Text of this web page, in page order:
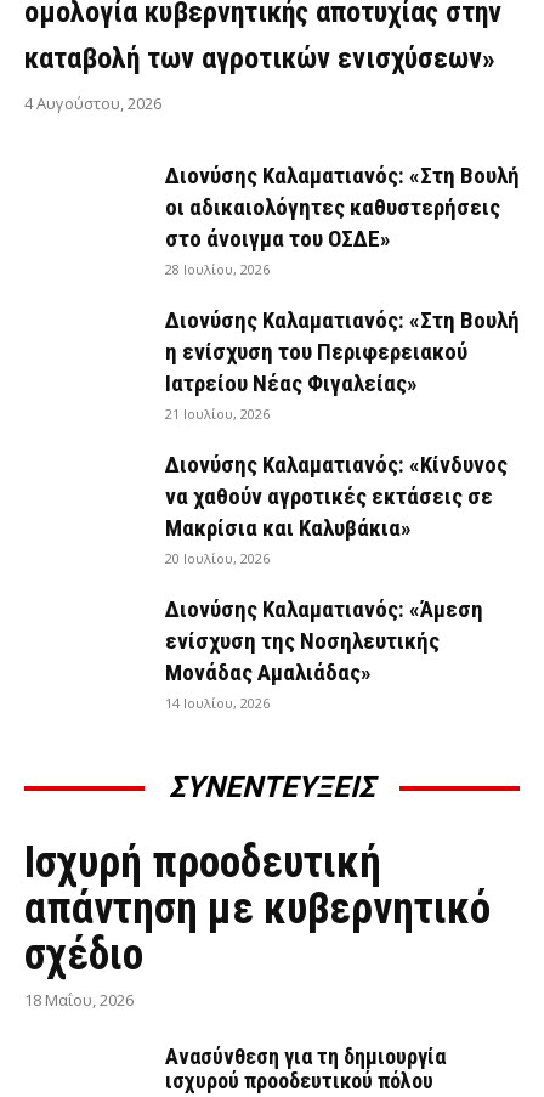
ομολογία κυβερνητικής αποτυχίας στην
καταβολή των αγροτικών ενισχύσεων»
4 Αυγούστου, 2026
Διονύσης Καλαματιανός: «Στη Βουλή
οι αδικαιολόγητες καθυστερήσεις
στο άνοιγμα του ΟΣΔΕ»
28 Ιουλίου, 2026
Διονύσης Καλαματιανός: «Στη Βουλή
η ενίσχυση του Περιφερειακού
Ιατρείου Νέας Φιγαλείας»
21 Ιουλίου, 2026
Διονύσης Καλαματιανός: «Κίνδυνος
να χαθούν αγροτικές εκτάσεις σε
Μακρίσια και Καλυβάκια»
20 Ιουλίου, 2026
Διονύσης Καλαματιανός: «Άμεση
ενίσχυση της Νοσηλευτικής
Μονάδας Αμαλιάδας»
14 Ιουλίου, 2026
ΣΥΝΕΝΤΕΥΞΕΙΣ
ΣΥΝΕΝΤΕΎΞΕΙΣ
Ισχυρή προοδευτική
απάντηση με κυβερνητικό
σχέδιο
18 Μαΐου, 2026
Ανασύνθεση για τη δημιουργία
ισχυρού προοδευτικού πόλου